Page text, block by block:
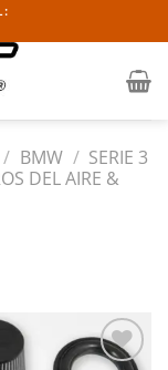
/ BMW / SERIE 3
DEL AIRE &